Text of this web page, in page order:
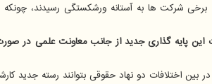
برخی شرکت ها به آستانه ورشکستگی رسیدند،
این پایه گذاری جدید از جانب معاونت علمی در
اختلافات دو نهاد حقوقی بتوانند رسته جدید